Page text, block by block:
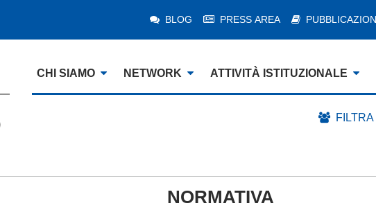
BLOG PRESS AREA
CHI SIAMO NETWORK ATTIVITÀ ISTITUZIONALE
NORMATIVA